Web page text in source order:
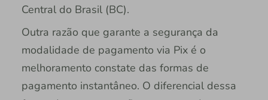
Central do Brasil (BC).
Outra razão que garante a segurança da
modalidade de pagamento via Pix é o
melhoramento constate das formas de
pagamento instantâneo. O diferencial dessa